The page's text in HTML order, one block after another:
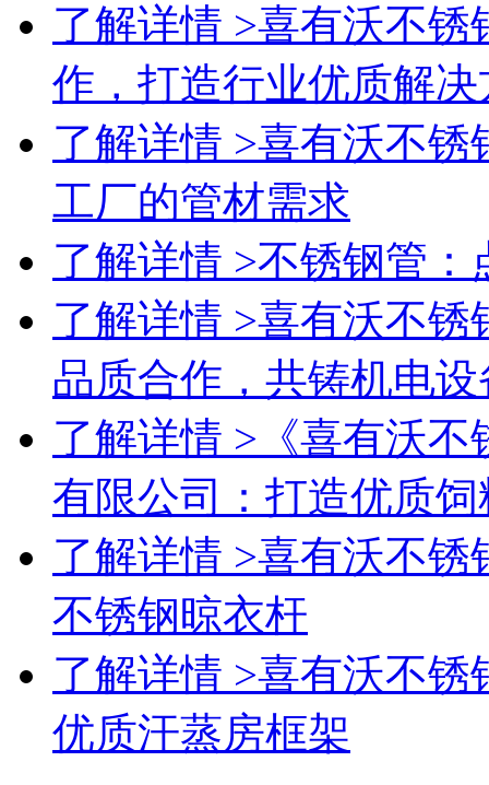
了解详情 >喜有沃不锈
作，打造行业优质解决
了解详情 >喜有沃不锈
工厂的管材需求
了解详情 >不锈钢管：
了解详情 >喜有沃不锈
品质合作，共铸机电
了解详情 > 《喜有沃
有限公司：打造优质
了解详情 >喜有沃不锈
不锈钢晾衣杆
了解详情 >喜有沃不锈
优质汗蒸房框架